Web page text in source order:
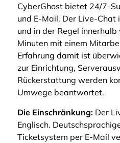
CyberGhost bietet 24/7-
und E-Mail. Der Live-Chat
und in der Regel innerhalb
Minuten mit einem
Erfahrung damit ist
zur Einrichtung,
Rückerstattung werden
Umwege beantwortet.
Die Einschränkung:Der
Englisch.
Ticketsystem per E-Mail